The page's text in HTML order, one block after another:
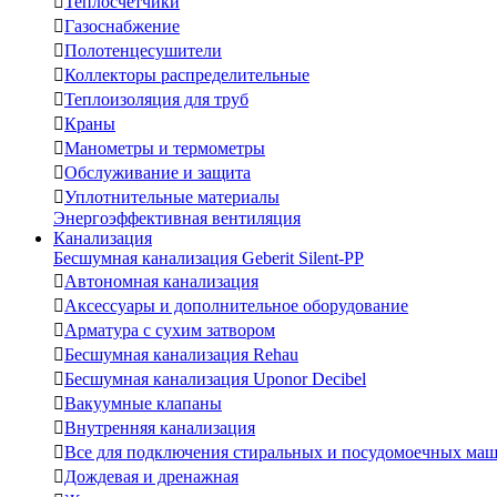
Газоснабжение
Полотенцесушители
Коллекторы распределительные
Теплоизоляция для труб
Краны
Манометры и термометры
Обслуживание и защита
Уплотнительные материалы
Энергоэффективная вентиляция
Канализация
Бесшумная канализация Geberit Silent-PP
Автономная канализация
Аксессуары и дополнительное оборудование
Арматура с сухим затвором
Бесшумная канализация Rehau
Бесшумная канализация Uponor Decibel
Вакуумные клапаны
Внутренняя канализация
Все для подключения стиральных и посудомоечных
Дождевая и дренажная